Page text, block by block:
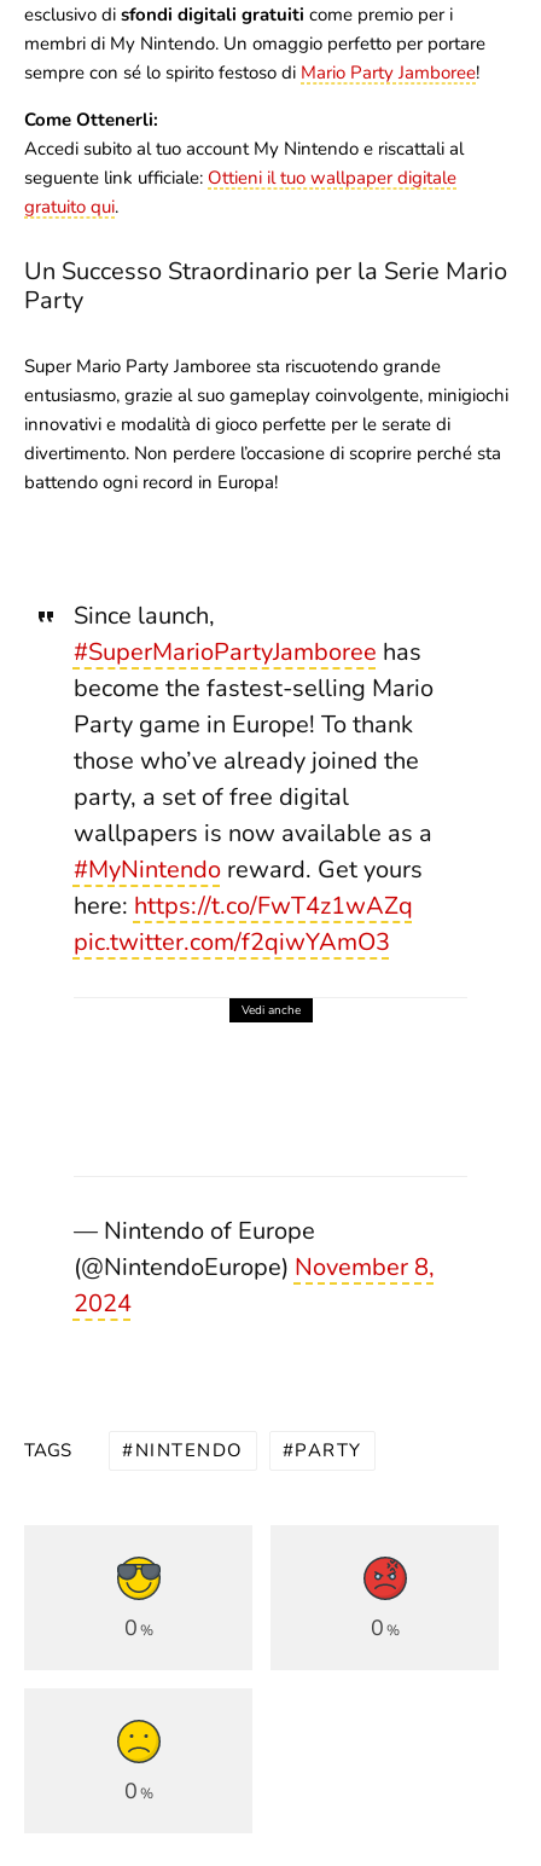
esclusivo di sfondi digitali gratuiti come premio per i
membri di My Nintendo. Un omaggio perfetto per portare
sempre con sé lo spirito festoso di Mario Party Jamboree!
Come Ottenerli:
Accedi subito al tuo account My Nintendo e riscattali al
seguente link ufficiale: Ottieni il tuo wallpaper digitale
gratuito qui.
Un Successo Straordinario per la Serie Mario
Party
Super Mario Party Jamboree sta riscuotendo grande
entusiasmo, grazie al suo gameplay coinvolgente, minigiochi
innovativi e modalità di gioco perfette per le serate di
divertimento. Non perdere l’occasione di scoprire perché sta
battendo ogni record in Europa!
Since launch,
#SuperMarioPartyJamboree has
become the fastest-selling Mario
Party game in Europe! To thank
those who’ve already joined the
party, a set of free digital
wallpapers is now available as a
#MyNintendoreward. Get yours
here: https://t.co/FwT4z1wAZq
pic.twitter.com/f2qiwYAmO3
Vedi anche
— Nintendo of Europe
(@NintendoEurope) November 8,
2024
TAGS NINTENDO PARTY
0% 0%
0%